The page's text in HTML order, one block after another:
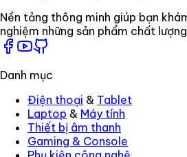
Nền tảng thông minh giúp bạn
nghiệm những sản phẩm chất
Danh mục
Điện thoại & Tablet
Laptop & Máy tính
Thiết bị âm thanh
Gaming & Console